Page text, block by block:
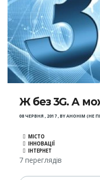
Ж без 3G. А
08 ЧЕРВНЯ , 2017,BYАНОНІМ (НЕ
МІСТО
ІННОВАЦІЇ
ІНТЕРНЕТ
7 переглядів